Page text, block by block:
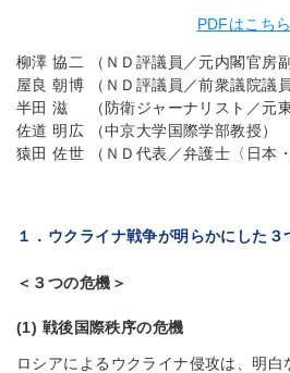
PDFはこちら
柳澤 協二 （ＮＤ評議員／元内閣官房副
屋良 朝博 （ＮＤ評議員／前衆議院議
半田 滋 （防衛ジャーナリスト／元東
佐道 明広 （中京大学国際学部教授）
猿田 佐世 （ＮＤ代表／弁護士〈日本
１．ウクライナ戦争が明らかにした３
＜３つの危機＞
(1) 戦後国際秩序の危機
ロシアによるウクライナ侵攻は、明白